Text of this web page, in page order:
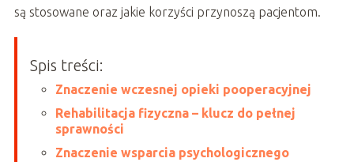
są stosowane oraz jakie korzyści przynoszą pacjentom.
Spis treści:
Znaczenie wczesnej opieki pooperacyjnej
Rehabilitacja fizyczna – klucz do pełnej
sprawności
Znaczenie wsparcia psychologicznego